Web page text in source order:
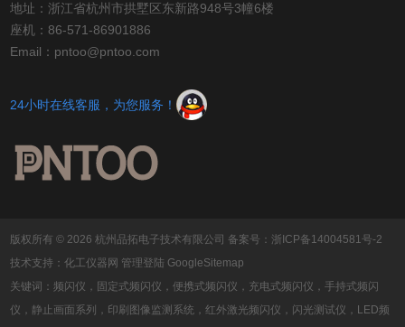
地址：浙江省杭州市拱墅区东新路948号3幢6楼
座机：86-571-86901886
Email：pntoo@pntoo.com
24小时在线客服，为您服务！
版权所有 © 2026 杭州品拓电子技术有限公司备案号：浙ICP备14004581号-2
技术支持：化工仪器网 管理登陆 GoogleSitemap
关键词：频闪仪，固定式频闪仪，便携式频闪仪，充电式频闪仪，手持式频闪
仪，静止画面系列，印刷图像监测系统，红外激光频闪仪，闪光测试仪，LED频